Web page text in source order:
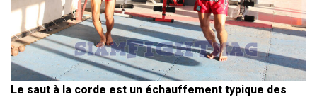
Le saut à la corde est un échauffement typique des